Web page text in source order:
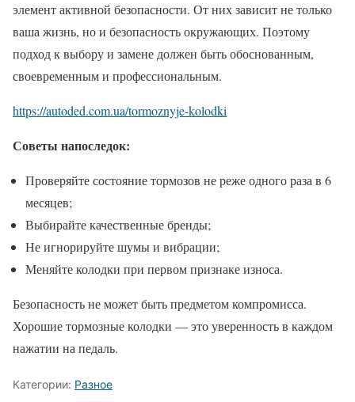
элемент активной безопасности. От них зависит не только
ваша жизнь, но и безопасность окружающих. Поэтому
подход к выбору и замене должен быть обоснованным,
своевременным и профессиональным.
https://autoded.com.ua/tormoznyje-kolodki
Советы напоследок:
Проверяйте состояние тормозов не реже одного раза в 6
месяцев;
Выбирайте качественные бренды;
Не игнорируйте шумы и вибрации;
Меняйте колодки при первом признаке износа.
Безопасность не может быть предметом компромисса.
Хорошие тормозные колодки — это уверенность в каждом
нажатии на педаль.
Категории: Разное